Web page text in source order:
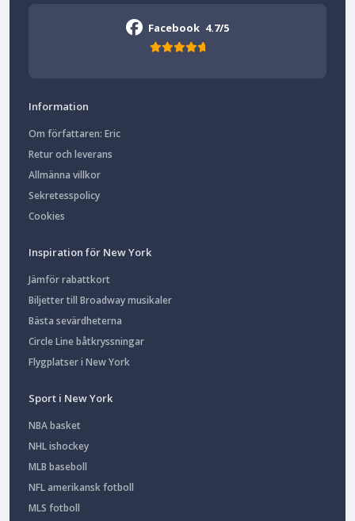
Facebook 4.7/5
Information
Om författaren: Eric
Retur och leverans
Allmänna villkor
Sekretesspolicy
Cookies
Inspiration för New York
Jämför rabattkort
Biljetter till Broadway musikaler
Bästa sevärdheterna
Circle Line båtkryssningar
Flygplatser i New York
Sport i New York
NBA basket
NHL ishockey
MLB baseboll
NFL amerikansk fotboll
MLS fotboll